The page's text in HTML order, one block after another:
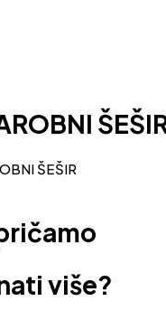
ŠEŠIR
više?